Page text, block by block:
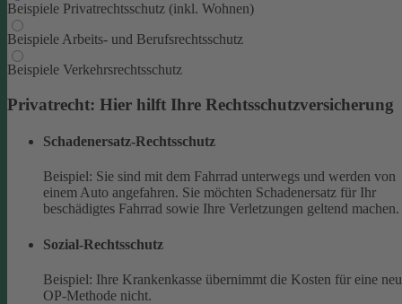
Beispiele Privatrechtsschutz (inkl. Wohnen)
Beispiele Arbeits- und Berufsrechtsschutz
Beispiele Verkehrsrechtsschutz
Privatrecht: Hier hilft Ihre Rechtsschutzversicherung
Schadenersatz-Rechtsschutz
Beispiel: Sie sind mit dem Fahrrad unterwegs und werden von
einem Auto angefahren. Sie möchten Schadenersatz für Ihr
beschädigtes Fahrrad sowie Ihre Verletzungen geltend machen.
Sozial-Rechtsschutz
Beispiel: Ihre Krankenkasse übernimmt die Kosten für eine
OP-Methode nicht.